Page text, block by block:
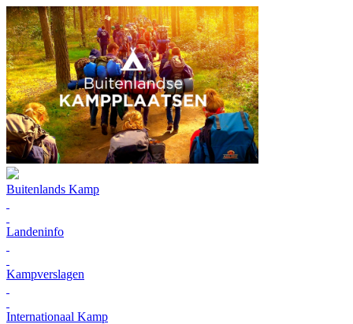
Buitenlands Kamp
Landeninfo
Kampverslagen
Internationaal Kamp